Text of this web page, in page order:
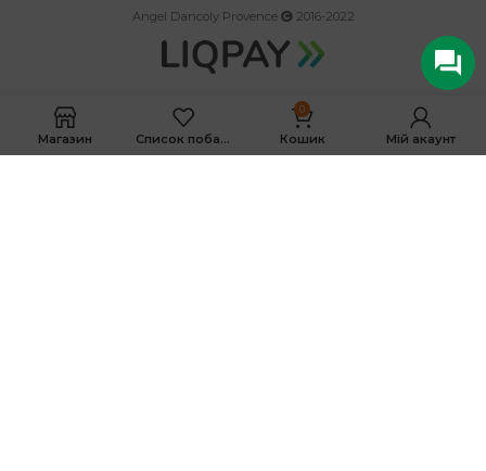
Angel Dancoly Provence 2016-2022
Магазин Список побажань
0
Кошик Мій акаунт